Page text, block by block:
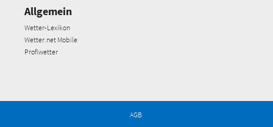
Allgemein
Wetter-Lexikon
Wetter.net Mobile
Profiwetter
AGB